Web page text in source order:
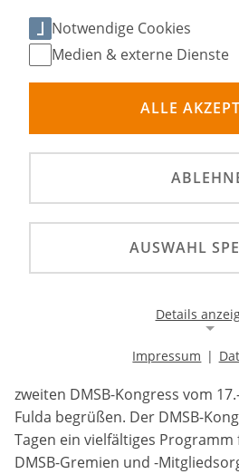
©
Mehr als 200 Teilnehmer
Kongress vom 17.-19.
vernetzen und neue
zweiten DMSB-Kongress vom
Fulda begrüßen. Der DMSB-
Tagen ein vielfältiges
DMSB-Gremien und -
Notwendige Cookies
Medien & externe Dienste
ALLE
AUSWAHL
Details
Notwendige Cookies
einer Website. Sie helfen dabei,
machen, indem sie
ermöglichen. Ohne diese
richtig funktionieren.
Impressum |